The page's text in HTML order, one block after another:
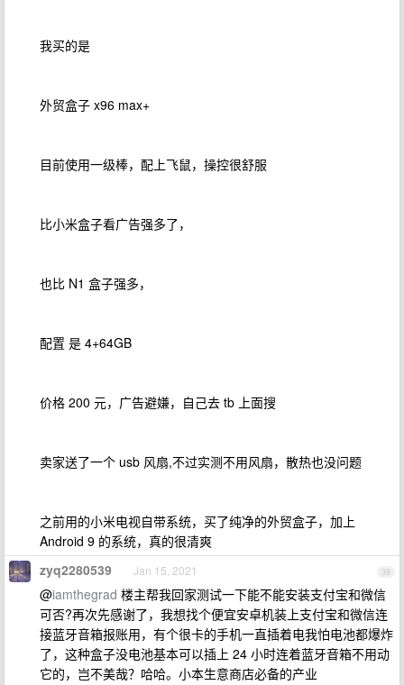
我买的是
外贸盒子 x96 max+
目前使用一级棒，配上飞鼠，操控很舒服
比小米盒子看广告强多了，
也比 N1 盒子强多，
配置 是 4+64GB
价格 200 元，广告避嫌，自己去 tb 上面搜
卖家送了一个 usb 风扇,不过实测不用风扇，散热也没问题
之前用的小米电视自带系统，买了纯净的外贸盒子，加上
Android 9 的系统，真的很清爽
38
zyq2280539 Jan 15, 2021
@iamthegrad 楼主帮我回家测试一下能不能安装支付宝和微信
可否?再次先感谢了，我想找个便宜安卓机装上支付宝和微信连
接蓝牙音箱报账用，有个很卡的手机一直插着电我怕电池都爆炸
了，这种盒子没电池基本可以插上 24 小时连着蓝牙音箱不用动
它的，岂不美哉？哈哈。小本生意商店必备的产业